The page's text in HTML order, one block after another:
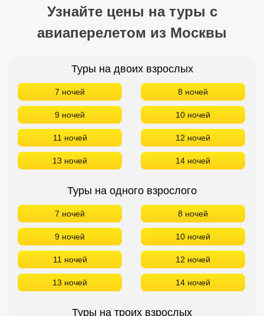
Узнайте цены на туры с
авиаперелетом из Москвы
Туры на двоих взрослых
7 ночей 8 ночей
9 ночей 10 ночей
11 ночей 12 ночей
13 ночей 14 ночей
Туры на одного взрослого
7 ночей 8 ночей
9 ночей 10 ночей
11 ночей 12 ночей
13 ночей 14 ночей
Туры на троих взрослых